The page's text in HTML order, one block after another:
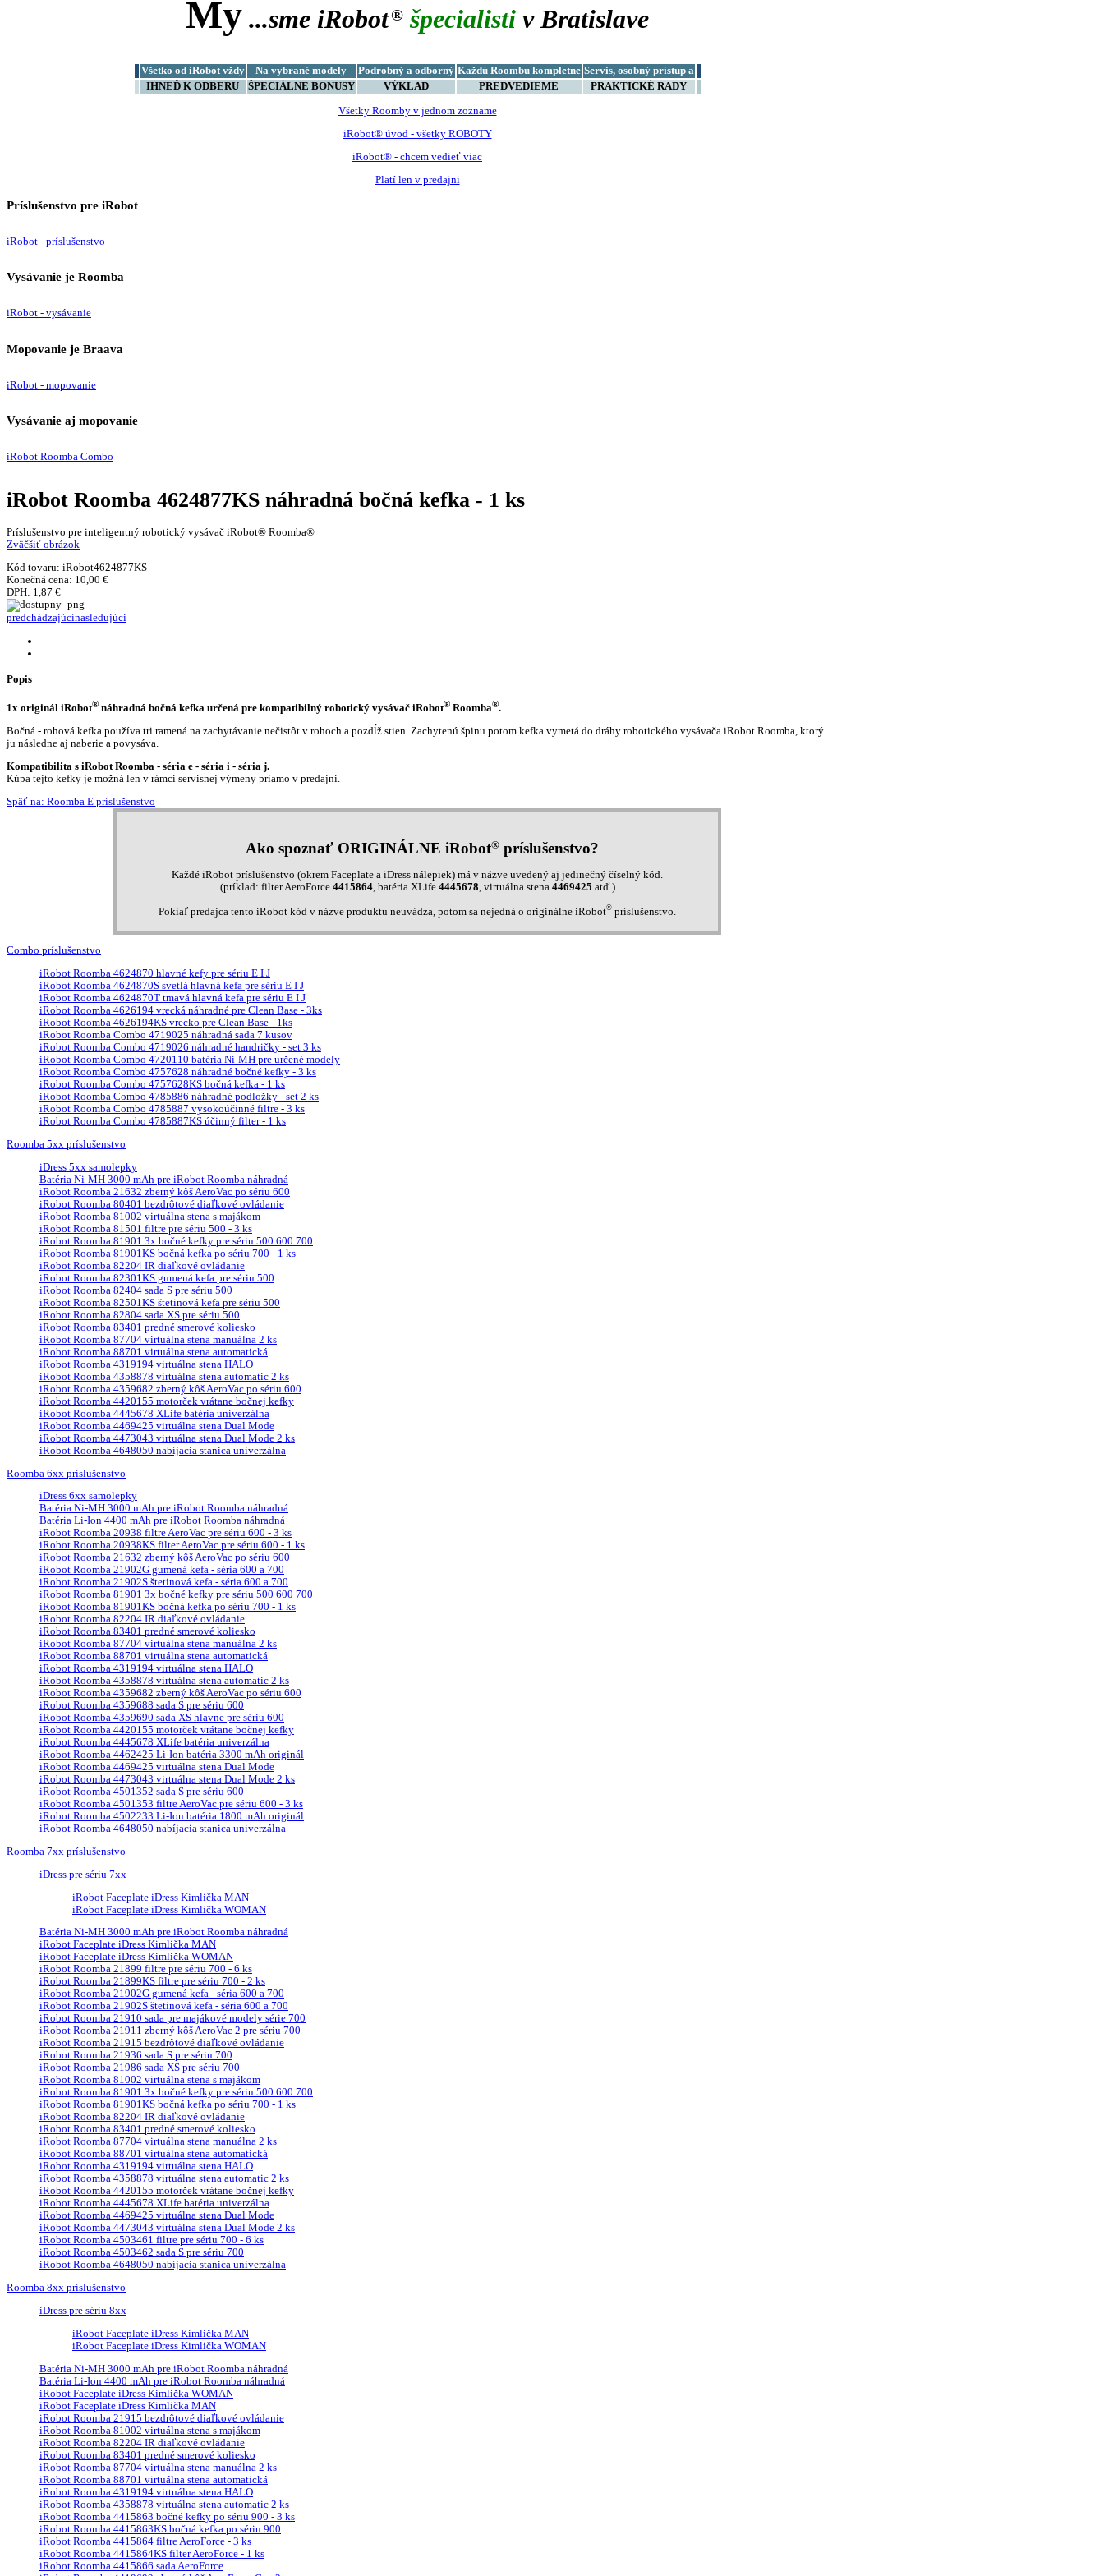
My ...sme iRobot® špecialisti v Bratislave
Všetko od iRobot vždy Na vybrané modely Podrobný a odborný Každú Roombu kompletne Servis, osobný prístup a
IHNEĎ K ODBERU
ŠPECIÁLNE BONUSY VÝKLAD PREDVEDIEME PRAKTICKÉ RADY
Všetky Roomby v jednom zozname
iRobot® úvod - všetky ROBOTY
iRobot® - chcem vedieť viac
Platí len v predajni
Príslušenstvo pre iRobot
iRobot - príslušenstvo
Vysávanie je Roomba
iRobot - vysávanie
Mopovanie je Braava
iRobot - mopovanie
Vysávanie aj mopovanie
iRobot Roomba Combo
iRobot Roomba 4624877KS náhradná bočná kefka - 1 ks
Príslušenstvo pre inteligentný robotický vysávač iRobot® Roomba®
Zväčšiť obrázok
Kód tovaru: iRobot4624877KS
Konečná cena: 10,00 €
DPH: 1,87 €
predchádzajúcínasledujúci
Popis
1x originál iRobot® náhradná bočná kefka určená pre kompatibilný robotický vysávač iRobot® Roomba®.
Bočná - rohová kefka používa tri ramená na zachytávanie nečistôt v rohoch a pozdĺž stien. Zachytenú špinu potom kefka vymetá do dráhy robotického vysávača iRobot Roomba, ktorý
ju následne aj naberie a povysáva.
Kompatibilita s iRobot Roomba - séria e - séria i - séria j.
Kúpa tejto kefky je možná len v rámci servisnej výmeny priamo v predajni.
Späť na: Roomba E príslušenstvo
Ako spoznať ORIGINÁLNE iRobot® príslušenstvo?
Každé iRobot príslušenstvo (okrem Faceplate a iDress nálepiek) má v názve uvedený aj jedinečný číselný kód.
(príklad: filter AeroForce 4415864, batéria XLife4445678, virtuálna stena 4469425 atď.)
Pokiaľ predajca tento iRobot kód v názve produktu neuvádza, potom sa nejedná o originálne iRobot® príslušenstvo.
Combo príslušenstvo
iRobot Roomba 4624870 hlavné kefy pre sériu E I J
iRobot Roomba 4624870S svetlá hlavná kefa pre sériu E I J
iRobot Roomba 4624870T tmavá hlavná kefa pre sériu E I J
iRobot Roomba 4626194 vrecká náhradné pre Clean Base - 3ks
iRobot Roomba 4626194KS vrecko pre Clean Base - 1ks
iRobot Roomba Combo 4719025 náhradná sada 7 kusov
iRobot Roomba Combo 4719026 náhradné handričky - set 3 ks
iRobot Roomba Combo 4720110 batéria Ni-MH pre určené modely
iRobot Roomba Combo 4757628 náhradné bočné kefky - 3 ks
iRobot Roomba Combo 4757628KS bočná kefka - 1 ks
iRobot Roomba Combo 4785886 náhradné podložky - set 2 ks
iRobot Roomba Combo 4785887 vysokoúčinné filtre - 3 ks
iRobot Roomba Combo 4785887KS účinný filter - 1 ks
Roomba 5xx príslušenstvo
iDress 5xx samolepky
Batéria Ni-MH 3000 mAh pre iRobot Roomba náhradná
iRobot Roomba 21632 zberný kôš AeroVac po sériu 600
iRobot Roomba 80401 bezdrôtové diaľkové ovládanie
iRobot Roomba 81002 virtuálna stena s majákom
iRobot Roomba 81501 filtre pre sériu 500 - 3 ks
iRobot Roomba 81901 3x bočné kefky pre sériu 500 600 700
iRobot Roomba 81901KS bočná kefka po sériu 700 - 1 ks
iRobot Roomba 82204 IR diaľkové ovládanie
iRobot Roomba 82301KS gumená kefa pre sériu 500
iRobot Roomba 82404 sada S pre sériu 500
iRobot Roomba 82501KS štetinová kefa pre sériu 500
iRobot Roomba 82804 sada XS pre sériu 500
iRobot Roomba 83401 predné smerové koliesko
iRobot Roomba 87704 virtuálna stena manuálna 2 ks
iRobot Roomba 88701 virtuálna stena automatická
iRobot Roomba 4319194 virtuálna stena HALO
iRobot Roomba 4358878 virtuálna stena automatic 2 ks
iRobot Roomba 4359682 zberný kôš AeroVac po sériu 600
iRobot Roomba 4420155 motorček vrátane bočnej kefky
iRobot Roomba 4445678 XLife batéria univerzálna
iRobot Roomba 4469425 virtuálna stena Dual Mode
iRobot Roomba 4473043 virtuálna stena Dual Mode 2 ks
iRobot Roomba 4648050 nabíjacia stanica univerzálna
Roomba 6xx príslušenstvo
iDress 6xx samolepky
Batéria Ni-MH 3000 mAh pre iRobot Roomba náhradná
Batéria Li-Ion 4400 mAh pre iRobot Roomba náhradná
iRobot Roomba 20938 filtre AeroVac pre sériu 600 - 3 ks
iRobot Roomba 20938KS filter AeroVac pre sériu 600 - 1 ks
iRobot Roomba 21632 zberný kôš AeroVac po sériu 600
iRobot Roomba 21902G gumená kefa - séria 600 a 700
iRobot Roomba 21902S štetinová kefa - séria 600 a 700
iRobot Roomba 81901 3x bočné kefky pre sériu 500 600 700
iRobot Roomba 81901KS bočná kefka po sériu 700 - 1 ks
iRobot Roomba 82204 IR diaľkové ovládanie
iRobot Roomba 83401 predné smerové koliesko
iRobot Roomba 87704 virtuálna stena manuálna 2 ks
iRobot Roomba 88701 virtuálna stena automatická
iRobot Roomba 4319194 virtuálna stena HALO
iRobot Roomba 4358878 virtuálna stena automatic 2 ks
iRobot Roomba 4359682 zberný kôš AeroVac po sériu 600
iRobot Roomba 4359688 sada S pre sériu 600
iRobot Roomba 4359690 sada XS hlavne pre sériu 600
iRobot Roomba 4420155 motorček vrátane bočnej kefky
iRobot Roomba 4445678 XLife batéria univerzálna
iRobot Roomba 4462425 Li-Ion batéria 3300 mAh originál
iRobot Roomba 4469425 virtuálna stena Dual Mode
iRobot Roomba 4473043 virtuálna stena Dual Mode 2 ks
iRobot Roomba 4501352 sada S pre sériu 600
iRobot Roomba 4501353 filtre AeroVac pre sériu 600 - 3 ks
iRobot Roomba 4502233 Li-Ion batéria 1800 mAh originál
iRobot Roomba 4648050 nabíjacia stanica univerzálna
Roomba 7xx príslušenstvo
iDress pre sériu 7xx
iRobot Faceplate iDress Kimlička MAN
iRobot Faceplate iDress Kimlička WOMAN
Batéria Ni-MH 3000 mAh pre iRobot Roomba náhradná
iRobot Faceplate iDress Kimlička MAN
iRobot Faceplate iDress Kimlička WOMAN
iRobot Roomba 21899 filtre pre sériu 700 - 6 ks
iRobot Roomba 21899KS filtre pre sériu 700 - 2 ks
iRobot Roomba 21902G gumená kefa - séria 600 a 700
iRobot Roomba 21902S štetinová kefa - séria 600 a 700
iRobot Roomba 21910 sada pre majákové modely série 700
iRobot Roomba 21911 zberný kôš AeroVac 2 pre sériu 700
iRobot Roomba 21915 bezdrôtové diaľkové ovládanie
iRobot Roomba 21936 sada S pre sériu 700
iRobot Roomba 21986 sada XS pre sériu 700
iRobot Roomba 81002 virtuálna stena s majákom
iRobot Roomba 81901 3x bočné kefky pre sériu 500 600 700
iRobot Roomba 81901KS bočná kefka po sériu 700 - 1 ks
iRobot Roomba 82204 IR diaľkové ovládanie
iRobot Roomba 83401 predné smerové koliesko
iRobot Roomba 87704 virtuálna stena manuálna 2 ks
iRobot Roomba 88701 virtuálna stena automatická
iRobot Roomba 4319194 virtuálna stena HALO
iRobot Roomba 4358878 virtuálna stena automatic 2 ks
iRobot Roomba 4420155 motorček vrátane bočnej kefky
iRobot Roomba 4445678 XLife batéria univerzálna
iRobot Roomba 4469425 virtuálna stena Dual Mode
iRobot Roomba 4473043 virtuálna stena Dual Mode 2 ks
iRobot Roomba 4503461 filtre pre sériu 700 - 6 ks
iRobot Roomba 4503462 sada S pre sériu 700
iRobot Roomba 4648050 nabíjacia stanica univerzálna
Roomba 8xx príslušenstvo
iDress pre sériu 8xx
iRobot Faceplate iDress Kimlička MAN
iRobot Faceplate iDress Kimlička WOMAN
Batéria Ni-MH 3000 mAh pre iRobot Roomba náhradná
Batéria Li-Ion 4400 mAh pre iRobot Roomba náhradná
iRobot Faceplate iDress Kimlička WOMAN
iRobot Faceplate iDress Kimlička MAN
iRobot Roomba 21915 bezdrôtové diaľkové ovládanie
iRobot Roomba 81002 virtuálna stena s majákom
iRobot Roomba 82204 IR diaľkové ovládanie
iRobot Roomba 83401 predné smerové koliesko
iRobot Roomba 87704 virtuálna stena manuálna 2 ks
iRobot Roomba 88701 virtuálna stena automatická
iRobot Roomba 4319194 virtuálna stena HALO
iRobot Roomba 4358878 virtuálna stena automatic 2 ks
iRobot Roomba 4415863 bočné kefky po sériu 900 - 3 ks
iRobot Roomba 4415863KS bočná kefka po sériu 900
iRobot Roomba 4415864 filtre AeroForce - 3 ks
iRobot Roomba 4415864KS filter AeroForce - 1 ks
iRobot Roomba 4415866 sada AeroForce